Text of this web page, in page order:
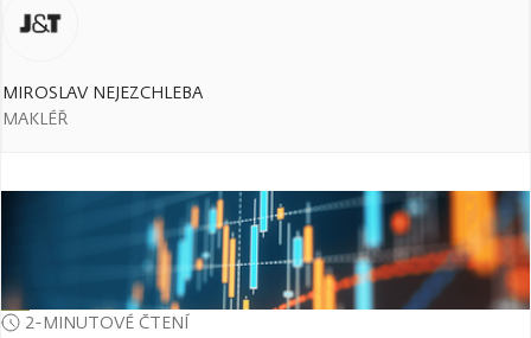
MIROSLAV NEJEZCHLEBA
MAKLÉŘ
2-MINUTOVÉ ČTENÍ